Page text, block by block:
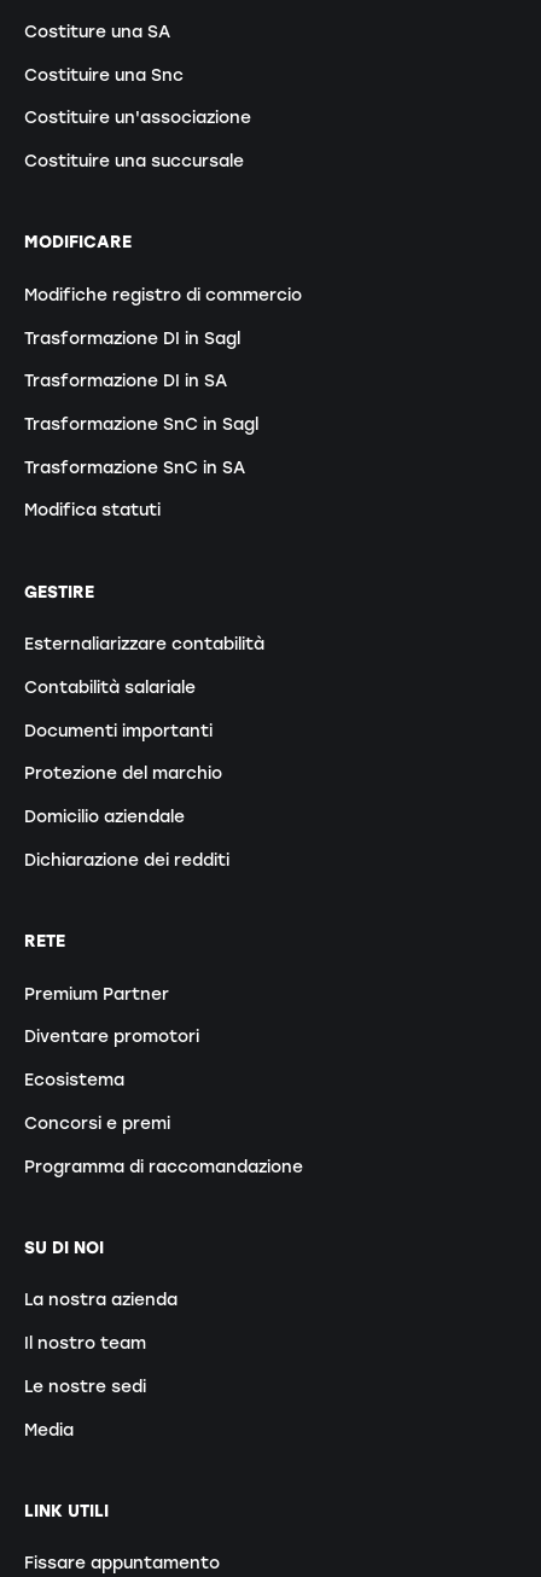
Costiture una SA
Costituire una Snc
Costituire un'associazione
Costituire una succursale
MODIFICARE
Modifiche registro di commercio
Trasformazione DI in Sagl
Trasformazione DI in SA
Trasformazione SnC in Sagl
Trasformazione SnC in SA
Modifica statuti
GESTIRE
Esternaliarizzare contabilità
Contabilità salariale
Documenti importanti
Protezione del marchio
Domicilio aziendale
Dichiarazione dei redditi
RETE
Premium Partner
Diventare promotori
Ecosistema
Concorsi e premi
Programma di raccomandazione
SU DI NOI
La nostra azienda
Il nostro team
Le nostre sedi
Media
LINK UTILI
Fissare appuntamento